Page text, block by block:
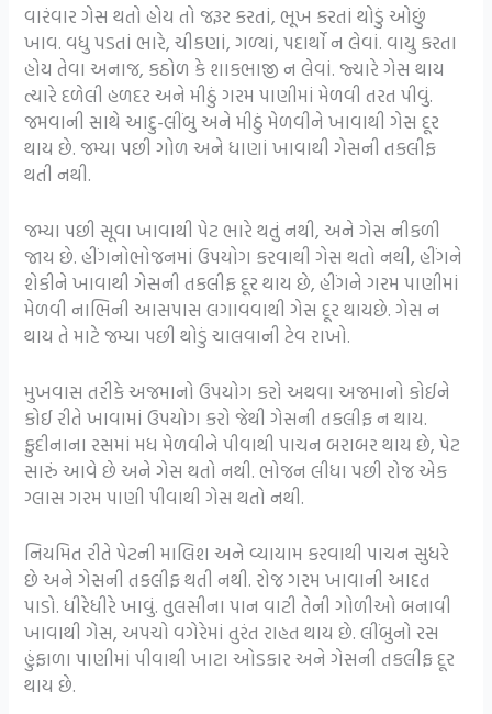
વારંવાર ગેસ થતો હોય તો જરૂર કરતાં, ભૂખ કરતાં થોડું ઓછું
ખાવ. વધુ પડતાં ભારે, ચીકણાં, ગળ્યાં, પદાર્થો ન લેવાં. વાયુ કરતા
હોય તેવા અનાજ, કઠોળ કે શાકભાજી ન લેવાં. જ્યારે ગેસ થાય
ત્યારે દળેલી હળદર અને મીઠું ગરમપાણીમાં મેળવી તરત પીવું.
જમવાની સાથે આદુ-લીંબુ અને મીઠું મેળવીને ખાવાથી ગેસ દૂર
થાય છે. જમ્યા પછી ગોળ અને ધાણાં ખાવાથી ગેસની તકલીફ
થતીનથી.
જમ્યા પછી સૂવા ખાવાથી પેટ ભારે થતું નથી, અને ગેસ નીકળી
જાય છે.હીંગનોભોજનમાં ઉપયોગ કરવાથી ગેસ થતો નથી, હીંગને
શેકીને ખાવાથી ગેસની તકલીફ દૂર થાય છે, હીંગને ગરમ પાણીમાં
મેળવી નાભિની આસપાસ લગાવવાથી ગેસ દૂર થાયછે.ગેસ ન
થાય તે માટે જમ્યા પછી થોડું ચાલવાની ટેવ રાખો.
મુખવાસ તરીકે અજમાનો ઉપયોગ કરો અથવા અજમાનો કોઈને
કોઈ રીતે ખાવામાં ઉપયોગ કરો જેથી ગેસની તકલીફ ન થાય.
ફુદીનાના રસમાં મધ મેળવીને પીવાથી પાચન બરાબરથાય છે, પેટ
સારું આવે છે અને ગેસ થતો નથી.ભોજન લીધા પછી રોજ એક
ગ્લાસ ગરમ પાણી પીવાથીગેસ થતો નથી.
નિયમિત રીતે પેટની માલિશ અને વ્યાયામ કરવાથી પાચન સુધરે
છે અને ગેસની તકલીફ થતી નથી.રોજ ગરમ ખાવાની આદત
પાડો. ધીરેધીરે ખાવું.તુલસીના પાન વાટી તેની ગોળીઓ બનાવી
ખાવાથી ગેસ, અપચો વગેરેમાં તુરંત રાહત થાય છે. લીંબુનો રસ
હુંફાળા પાણીમાં પીવાથી ખાટા ઓડકારઅને ગેસની તકલીફ દૂર
થાય છે.